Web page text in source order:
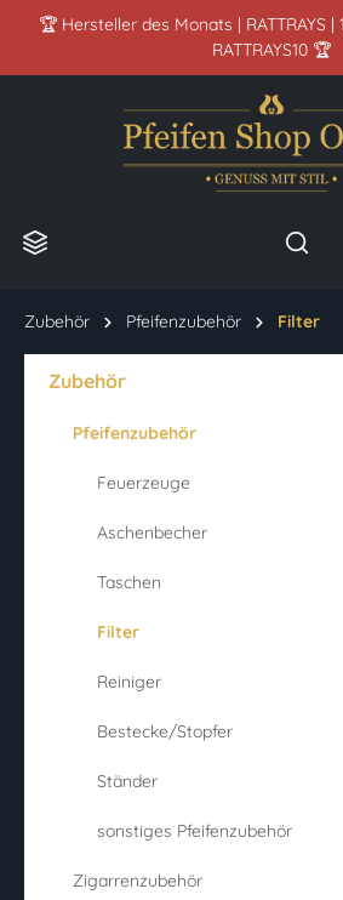
springen
🏆 Hersteller des Monats | RATTRAYS |
RATTRAYS10 🏆
Zubehör Pfeifenzubehör Filter
Zubehör
Pfeifenzubehör
Feuerzeuge
Aschenbecher
Taschen
Filter
Reiniger
Bestecke/Stopfer
Ständer
sonstiges Pfeifenzubehör
Zigarrenzubehör